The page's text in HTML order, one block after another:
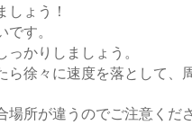
しょう！
す。
かりしましょう。
ら徐々に速度を落として、
所が違うのでご注意くださ